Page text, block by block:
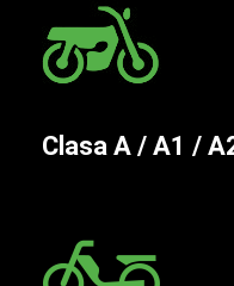
Clasa A / A1 /